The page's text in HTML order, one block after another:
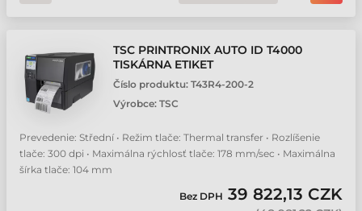
TSC PRINTRONIX AUTO ID T4000
TISKÁRNA ETIKET
Číslo produktu: T43R4-200-2
Výrobce: TSC
Prevedenie: Střední • Režim tlače: Thermal transfer • Rozlíšenie
tlače: 300 dpi • Maximálna rýchlosť tlače: 178 mm/sec • Maximálna
šírka tlače: 104 mm
Bez DPH 39 822,13 CZK